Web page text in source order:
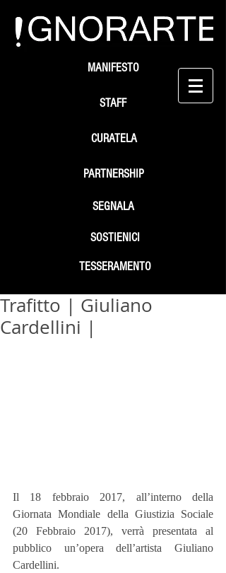
STAFF
SEGNALA
SOSTIENICI
MANIFESTO
PARTNERSHIP
TESSERAMENTO
CURATELA
Trafitto | Giuliano
Cardellini |
Il 18 febbraio 2017, all’interno della
Giornata Mondiale della Giustizia Sociale
(20 Febbraio 2017), verrà presentata al
pubblico un’opera dell’artista Giuliano
Cardellini.